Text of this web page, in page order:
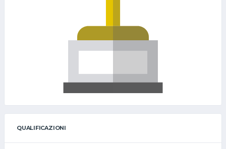
QUALIFICAZIONI